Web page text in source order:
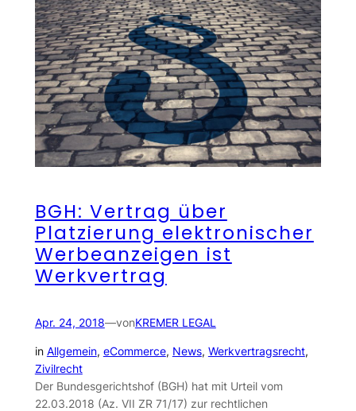
BGH: Vertrag über
Platzierung elektronischer
Werbeanzeigen ist
Werkvertrag
Apr. 24, 2018—vonKREMER LEGAL
in Allgemein, eCommerce, News, Werkvertragsrecht
Zivilrecht
Der Bundesgerichtshof (BGH) hat mit Urteil vom
22.03.2018 (Az. VII ZR 71/17) zur rechtlichen